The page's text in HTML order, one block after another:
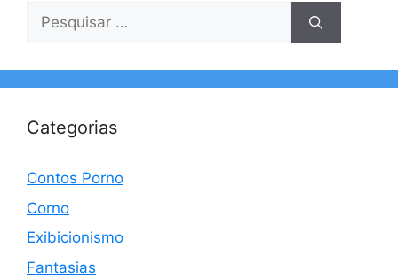
Pesquisar
Categorias
Contos Porno
Corno
Exibicionismo
Fantasias